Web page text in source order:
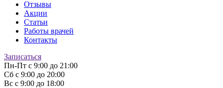
Отзывы
Акции
Статьи
Работы врачей
Контакты
Записаться
Пн-Пт с 9:00 до 21:00
Сб с 9:00 до 20:00
Вс с 9:00 до 18:00